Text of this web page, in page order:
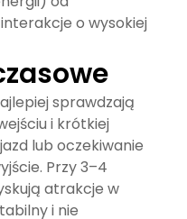
o wysokiej
sprawdzają
i krótkiej
lub oczekiwanie
Przy 3–4
atrakcje w
i nie